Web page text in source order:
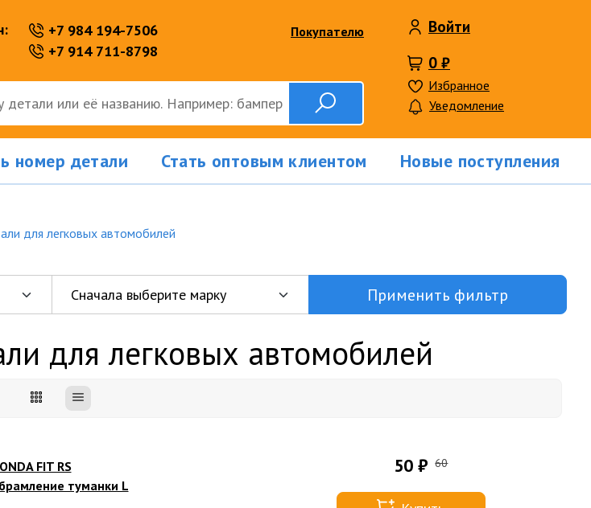
+7 984 194-7506
+7 914 711-8798
Покупателю
Войти
0 ₽
Избранное
Уведомление
номер детали Стать оптовым клиентом Новые поступления
для легковых автомобилей
Применить фильтр
для легковых автомобилей
FIT RS
туманки L
50 ₽ 60